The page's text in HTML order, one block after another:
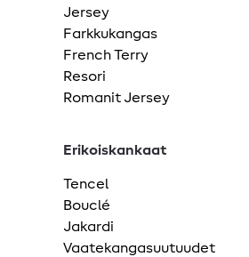
Jersey
Farkkukangas
French Terry
Resori
Romanit Jersey
Erikoiskankaat
Tencel
Bouclé
Jakardi
Vaatekangasuutuudet